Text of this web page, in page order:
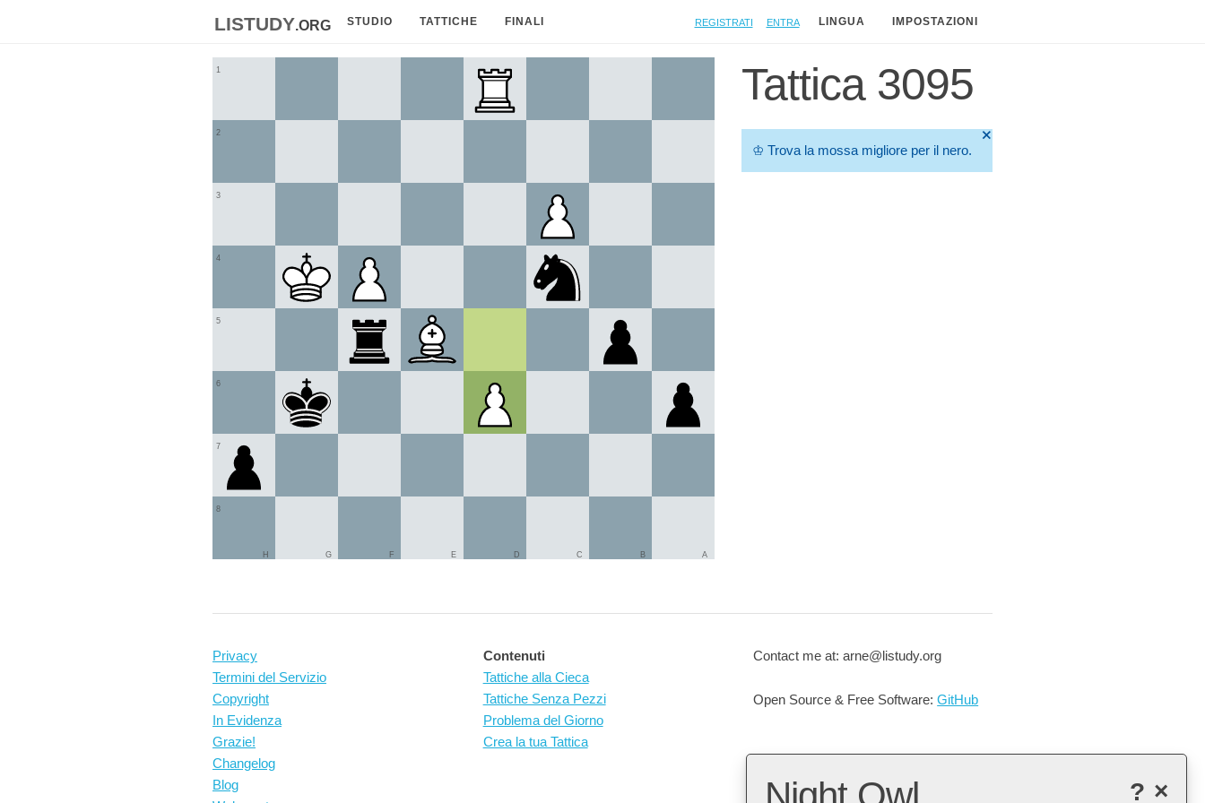
listudy.org STUDIO TATTICHE FINALI Registrati Entra LINGUA IMPOSTAZIONI
1
2
3
4
5
6
7
8
A
B
C
D
E
F
G
H
Tattica 3095
🞫
♔ Trova la mossa migliore per il nero.
Privacy
Termini del Servizio
Copyright
In Evidenza
Grazie!
Changelog
Blog
Contenuti
Tattiche alla Cieca
Tattiche Senza Pezzi
Problema del Giorno
Crea la tua Tattica
Contact me at: arne@listudy.org
Open Source & Free Software:GitHub
×
?